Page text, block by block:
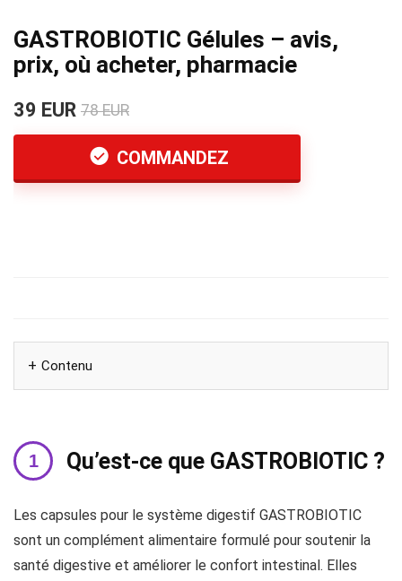
GASTROBIOTIC Gélules – avis,
prix, où acheter, pharmacie
39 EUR 78 EUR
COMMANDEZ
Contenu
Qu’est-ce que GASTROBIOTIC ?
Les capsules pour le système digestif GASTROBIOTIC
sont un complément alimentaire formulé pour soutenir la
santé digestive et améliorer le confort intestinal. Elles